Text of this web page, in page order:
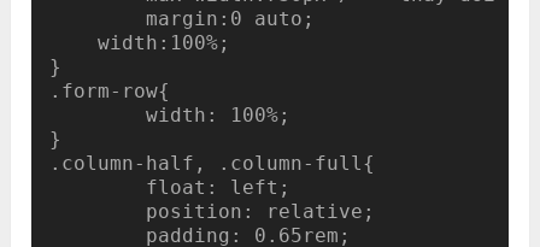
    width:100%;
}
.form-row{
	width: 100%;
}
.column-half, .column-full{